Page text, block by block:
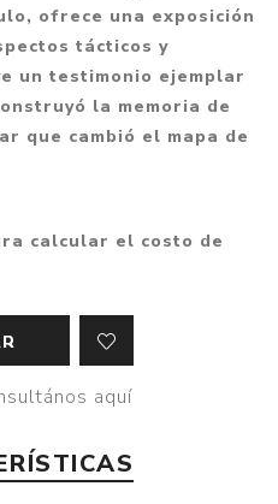
ofrece una exposición
tácticos y
un testimonio ejemplar
la memoria de
que cambió el mapa de
calcular el costo de
aquí